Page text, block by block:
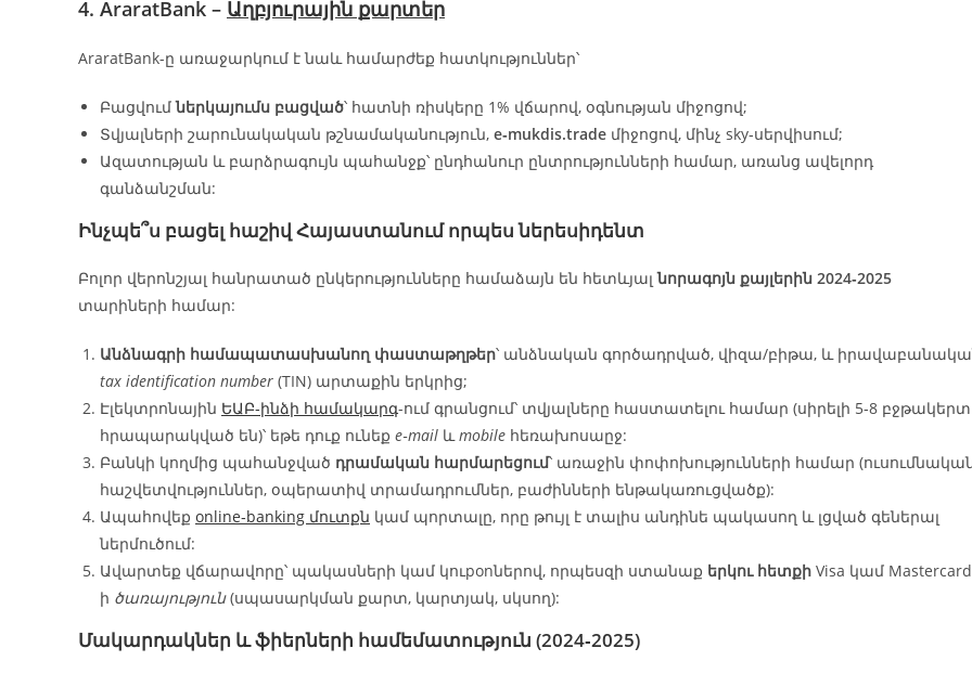
4. AraratBank – Աղբյուրային քարտեր
AraratBank-ը առաջարկում է նաև համարժեք հատկություններ՝
Բացվումներկայումս բացված՝ հատնի ռիսկերը 1% վճարով, օգնության միջոցով;
Տվյալների շարունակական թշնամականություն, e‑mukdis.trade միջոցով, մինչ sky‑սերվիսում;
Ազատության և բարձրագույն պահանջք՝ ընդհանուր ընտրությունների համար, առանց ավելորդ
գանձանշման:
Ինչպե՞ս բացել հաշիվ Հայաստանում որպես ներեսիդենտ
Բոլոր վերոնշյալ հանրատած ընկերությունները համաձայն են հետևյալնորագոյն քայլերին 2024‑2025
տարիների համար:
Անձնագրի համապատասխանող փաստաթղթեր՝ անձնական գործադրված, վիզա/բիթա, և
tax identification number (TIN) արտաքին երկրից;
Էլեկտրոնային ԵԱԲ‑ինձի համակարգ-ում գրանցում՝ տվյալները հաստատելու համար (սիրելի 5‑8 բջթակերտ
հրապարակված են)՝ եթե դուք ունեք e‑mail ևmobile հեռախոսաըջ:
Բանկի կողմից պահանջված դրամական հարմարեցում՝ առաջին փոփոխությունների համար
հաշվետվություններ, օպերատիվ տրամադրումներ, բաժինների ենթակառուցվածք):
Ապահովեք online‑banking մուտքն կամ պորտալը, որը թույլ է տալիս անդինե պակասող և լցված գեներալ
ներմուծում:
Ավարտեք վճարավորը՝ պակասների կամ կուponներով, որպեսզի ստանաք երկու հետքի Visa կամ
ի ծառայություն(սպասարկման քարտ, կարտյակ, սկսող):
Մակարդակներ և ֆիերների համեմատություն (2024‑2025)